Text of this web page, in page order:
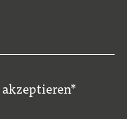
akzeptieren*